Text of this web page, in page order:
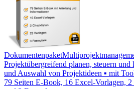
Dokumentenpaket
Projektübergreifend planen, steuern
und Auswahl von Projektideen ▪ mit
79 Seiten E-Book, 16 Excel-Vorlagen,